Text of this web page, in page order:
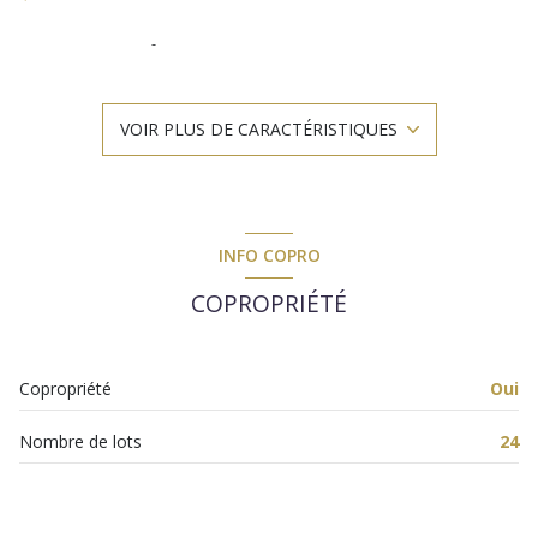
séjour 28 m²
construit en 1987
VOIR PLUS DE CARACTÉRISTIQUES
INFO COPRO
COPROPRIÉTÉ
Copropriété Oui
Nombre de lots 24